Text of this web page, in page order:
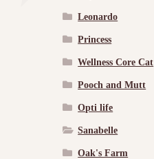
Leonardo
Princess
Wellness Core Cat
Pooch and Mutt
Opti life
Sanabelle
Oak's Farm